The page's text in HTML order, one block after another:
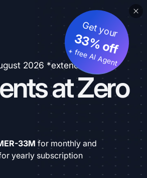
2026 *extended
at Zero
Get your
33% off
+ free AI Agent
33M for monthly and
yearly subscription